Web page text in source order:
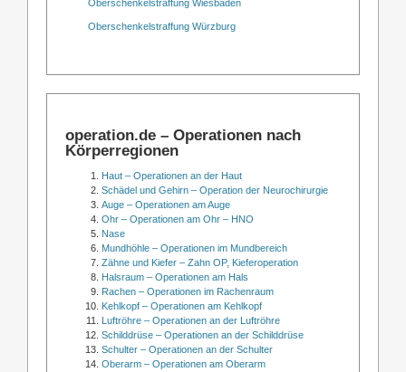
Oberschenkelstraffung Wiesbaden
Oberschenkelstraffung Würzburg
operation.de – Operationen nach
Körperregionen
Haut – Operationen an der Haut
Schädel und Gehirn – Operation der Neurochirurgie
Auge – Operationen am Auge
Ohr – Operationen am Ohr – HNO
Nase
Mundhöhle – Operationen im Mundbereich
Zähne und Kiefer – Zahn OP, Kieferoperation
Halsraum – Operationen am Hals
Rachen – Operationen im Rachenraum
Kehlkopf – Operationen am Kehlkopf
Luftröhre – Operationen an der Luftröhre
Schilddrüse – Operationen an der Schilddrüse
Schulter – Operationen an der Schulter
Oberarm – Operationen am Oberarm